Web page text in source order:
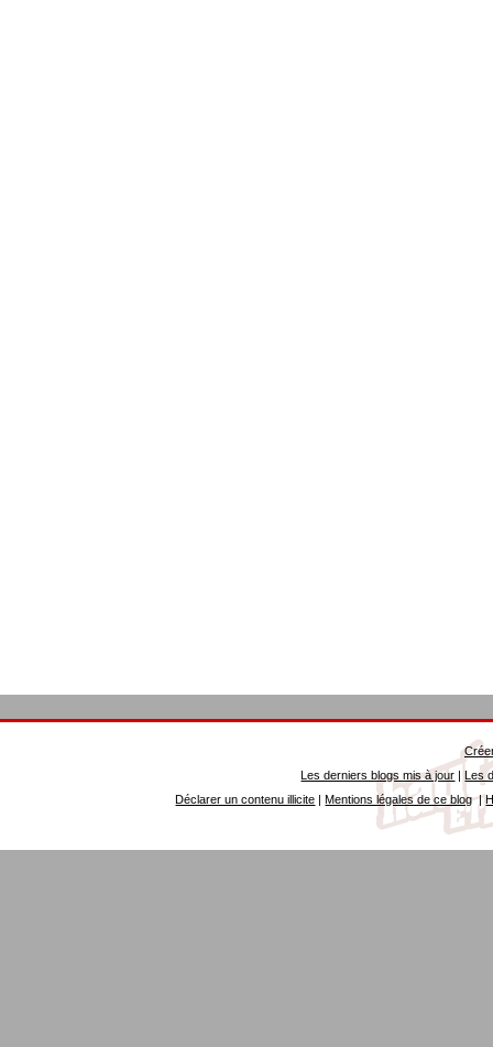
Les derniers blogs mis à jour |Les
Déclarer un contenu illicite |Mentions légales de ce blog|